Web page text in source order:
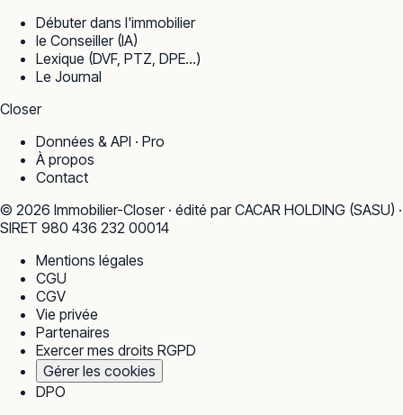
Débuter dans l'immobilier
le Conseiller (IA)
Lexique (DVF, PTZ, DPE…)
Le Journal
Closer
Données & API · Pro
À propos
Contact
© 2026 Immobilier-Closer · édité par CACAR HOLDING (SASU) ·
SIRET 980 436 232 00014
Mentions légales
CGU
CGV
Vie privée
Partenaires
Exercer mes droits RGPD
Gérer les cookies
DPO